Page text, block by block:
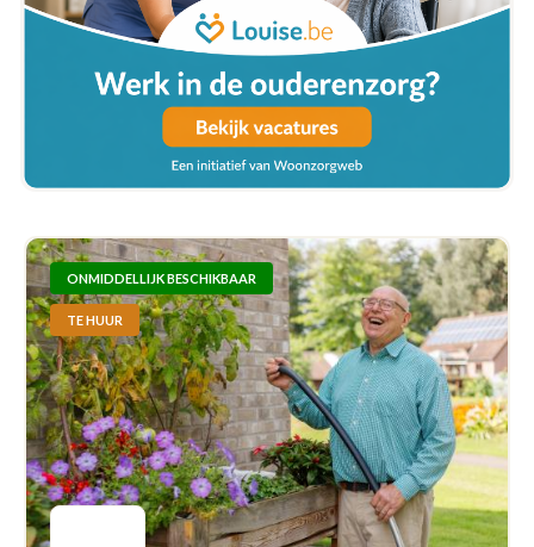
ONMIDDELLIJK BESCHIKBAAR
TE HUUR